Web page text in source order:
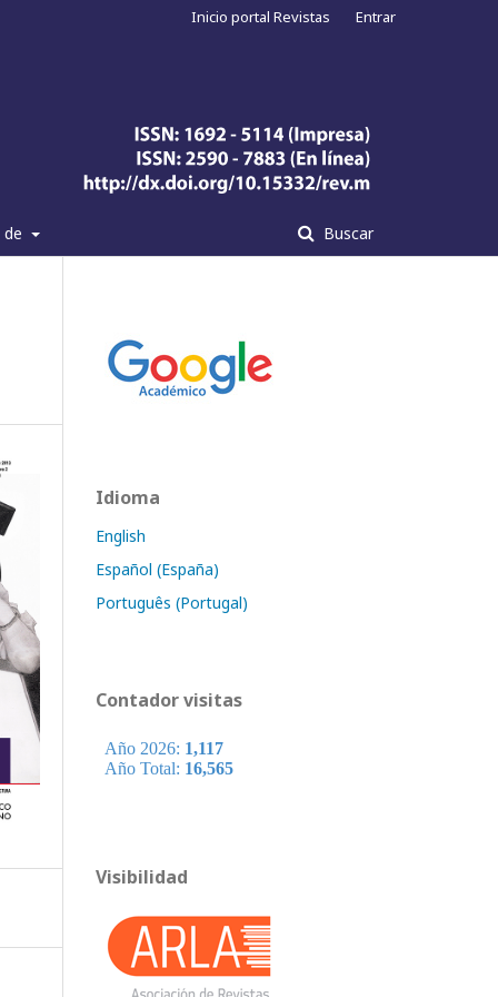
de Buscar
Inicio portal Revistas Entrar
Idioma
English
Español (España)
Português (Portugal)
Contador visitas
Visibilidad